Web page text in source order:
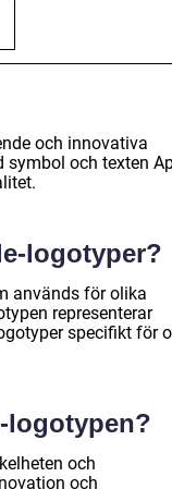
och innovativa
symbol och texten
logotyper?
används för olika
representerar
specifikt för
logotypen?
och
och